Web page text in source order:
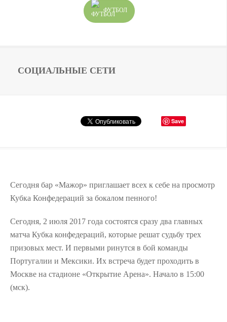
ФУТБОЛ
СОЦИАЛЬНЫЕ СЕТИ
Save
Сегодня бар «Мажор» приглашает всех к себе на просмотр
Кубка Конфедераций за бокалом пенного!
Сегодня, 2 июля 2017 года состоятся сразу два главных
матча Кубка конфедераций, которые решат судьбу трех
призовых мест. И первыми ринутся в бой команды
Португалии и Мексики. Их встреча будет проходить в
Москве на стадионе «Открытие Арена». Начало в 15:00
(мск).